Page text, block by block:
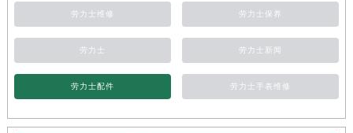
劳力士维修 劳力士保养
劳力士 劳力士新闻
劳力士配件 劳力士手表维修